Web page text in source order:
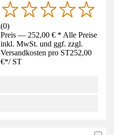
(0)
Preis — 252,00 € * Alle Preise
inkl. MwSt. und ggf. zzgl.
Versandkosten pro ST252,00
€*/ ST